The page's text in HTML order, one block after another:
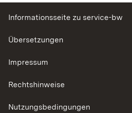
Informationsseite zu service-bw
Übersetzungen
Impressum
Rechtshinweise
Nutzungsbedingungen